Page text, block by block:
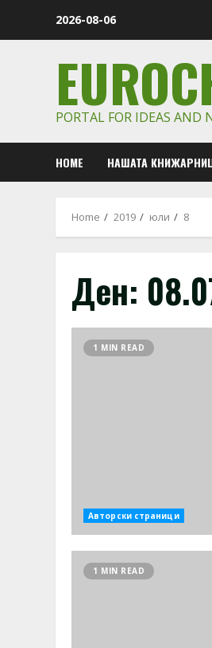
2026-08-06
PORTAL FOR IDEAS
HOME НАШАТА
Home 2019 юли 8
Ден:
1 MIN READ
Авторски страници
1 MIN READ